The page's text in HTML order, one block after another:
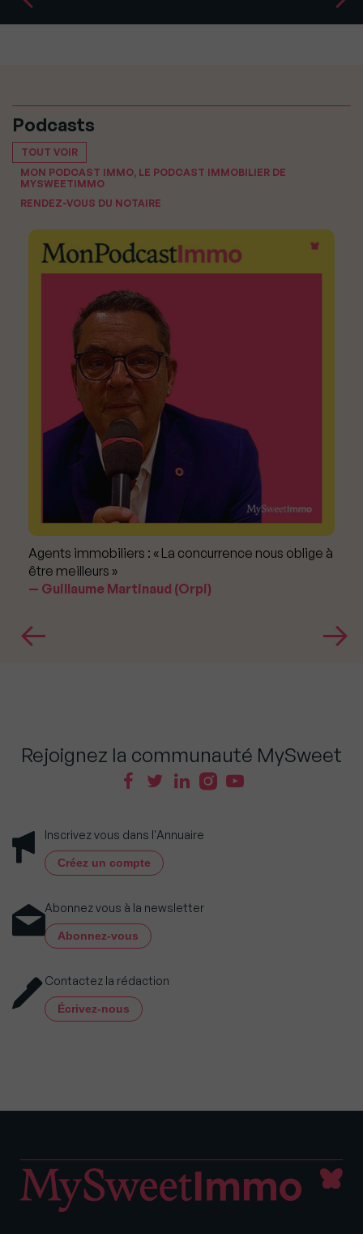
Podcasts
TOUT VOIR
MON PODCAST IMMO, LE PODCAST IMMOBILIER DE
MYSWEETIMMO
RENDEZ-VOUS DU NOTAIRE
Agents immobiliers : « La concurrence nous oblige à
être meilleurs »
Guillaume Martinaud (Orpi)
Rejoignez la communauté MySweet
Inscrivez vous dans l'Annuaire
Créez un compte
Abonnez vous à la newsletter
Abonnez-vous
Contactez la rédaction
Écrivez-nous